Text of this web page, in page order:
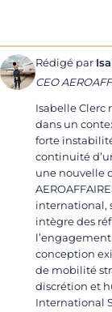
Rédigé par
CEO
Isabelle Clerc
dans un
forte
continuité
une nouvelle
international,
intègre des
conception
de mobilité
discrétion et
International